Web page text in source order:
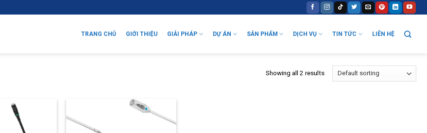
TRANG CHỦ GIỚI THIỆU GIẢI PHÁP DỰ ÁN SẢN PHẨM DỊCH VỤ TIN TỨC LIÊN HỆ
Showing all 2 results